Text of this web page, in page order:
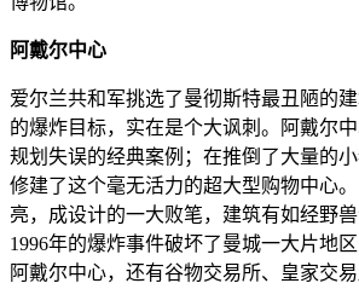
阿戴尔中心
爱尔兰共和军挑选了曼彻斯特最丑陋的
的爆炸目标，实在是个大讽刺。阿戴尔
规划失误的经典案例；在推倒了大量的小
修建了这个毫无活力的超大型购物中心
亮，成设计的一大败笔，建筑有如经野兽
1996年的爆炸事件破坏了曼城一大片地
阿戴尔中心，还有谷物交易所、皇家交